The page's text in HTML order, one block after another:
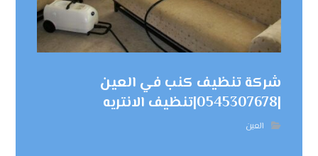
شركة تنظيف كنب في العين
|0545307678|تنظيف الانتريه
العين